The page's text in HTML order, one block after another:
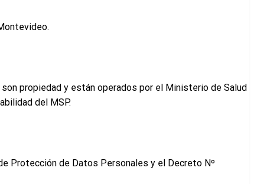
propiedad y están operados por el Ministerio de Salud
del MSP.
Protección de Datos Personales y el Decreto Nº